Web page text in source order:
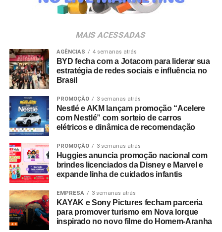
TikTok com Dennis DJ
Marcas trocam o tradicional “Black Friday” por
campanhas próprias como “Red Friday”, “Black
Fábrica” , “Liquida Black”
da música e da hospitalidade carioca.
no canal oficial da Ticketmaster, com lote inicial a partir
de R$ 3.950,00. As demais atualizações e atrações do
evento serão divulgadas nos canais oficiais do camarote
nos próximos meses.
MAIS ACESSADAS
AGÊNCIAS 4 semanas atrás
BYD fecha com a Jotacom para liderar sua
estratégia de redes sociais e influência no
Brasil
PROMOÇÃO 3 semanas atrás
Nestlé e AKM lançam promoção “Acelere
com Nestlé” com sorteio de carros
elétricos e dinâmica de recomendação
PROMOÇÃO 3 semanas atrás
Huggies anuncia promoção nacional com
brindes licenciados da Disney e Marvel e
expande linha de cuidados infantis
EMPRESA 3 semanas atrás
KAYAK e Sony Pictures fecham parceria
para promover turismo em Nova Iorque
inspirado no novo filme do Homem-Aranha